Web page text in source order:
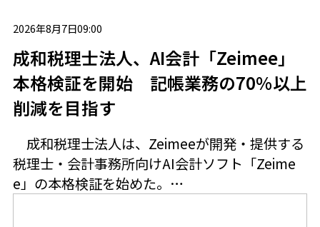
2026年8月7日09:00
成和税理士法人、AI会計「Zeimee」
本格検証を開始 記帳業務の70％以上
削減を目指す
成和税理士法人は、Zeimeeが開発・提供する
税理士・会計事務所向けAI会計ソフト「Zeime
e」の本格検証を始めた。…